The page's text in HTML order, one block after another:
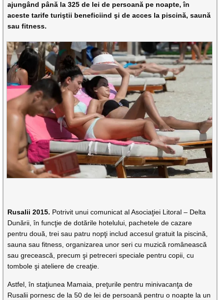
ajungând până la 325 de lei de persoană pe noapte, în
aceste tarife turiştii beneficiind şi de acces la piscină, saună
sau fitness.
Rusalii 2015. Potrivit unui comunicat al Asociaţiei Litoral – Delta
Dunării, în funcţie de dotările hotelului, pachetele de cazare
pentru două, trei sau patru nopţi includ accesul gratuit la piscină,
sauna sau fitness, organizarea unor seri cu muzică românească
sau grecească, precum şi petreceri speciale pentru copii, cu
tombole şi ateliere de creaţie.
Astfel, în staţiunea Mamaia, preţurile pentru minivacanţa de
Rusalii pornesc de la 50 de lei de persoană pentru o noapte la un